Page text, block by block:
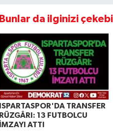
Bunlar da ilginizi
ISPARTASPOR'DA TRANSFER
RÜZGÂRI: 13 FUTBOLCU
İMZAYI ATTI